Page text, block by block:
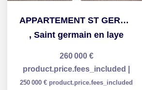
APPARTEMENT ST GERMAIN EN LAYE - 2 pièce(s) - 41.69 m2
, Saint germain en laye
260 000 €
product.price.fees_included
250 000 € product.price.fees_included